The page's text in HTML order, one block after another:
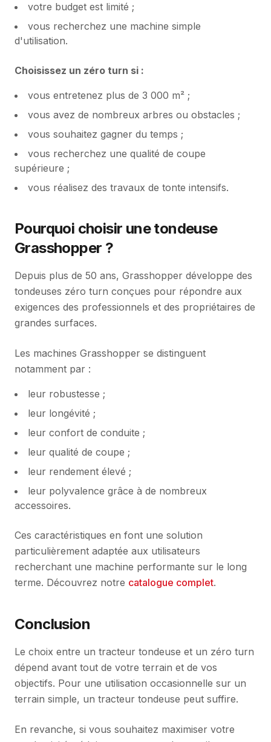
votre budget est limité ;
vous recherchez une machine simple
d'utilisation.
Choisissez un zéro turn si :
vous entretenez plus de 3 000 m² ;
vous avez de nombreux arbres ou obstacles ;
vous souhaitez gagner du temps ;
vous recherchez une qualité de coupe
supérieure ;
vous réalisez des travaux de tonte intensifs.
Pourquoi choisir une tondeuse
Grasshopper ?
Depuis plus de 50 ans, Grasshopper développe des
tondeuses zéro turn conçues pour répondre aux
exigences des professionnels et des propriétaires de
grandes surfaces.
Les machines Grasshopper se distinguent
notamment par :
leur robustesse ;
leur longévité ;
leur confort de conduite ;
leur qualité de coupe ;
leur rendement élevé ;
leur polyvalence grâce à de nombreux
accessoires.
Ces caractéristiques en font une solution
particulièrement adaptée aux utilisateurs
recherchant une machine performante sur le long
terme. Découvrez notre catalogue complet.
Conclusion
Le choix entre un tracteur tondeuse et un zéro turn
dépend avant tout de votre terrain et de vos
objectifs. Pour une utilisation occasionnelle sur un
terrain simple, un tracteur tondeuse peut suffire.
En revanche, si vous souhaitez maximiser votre